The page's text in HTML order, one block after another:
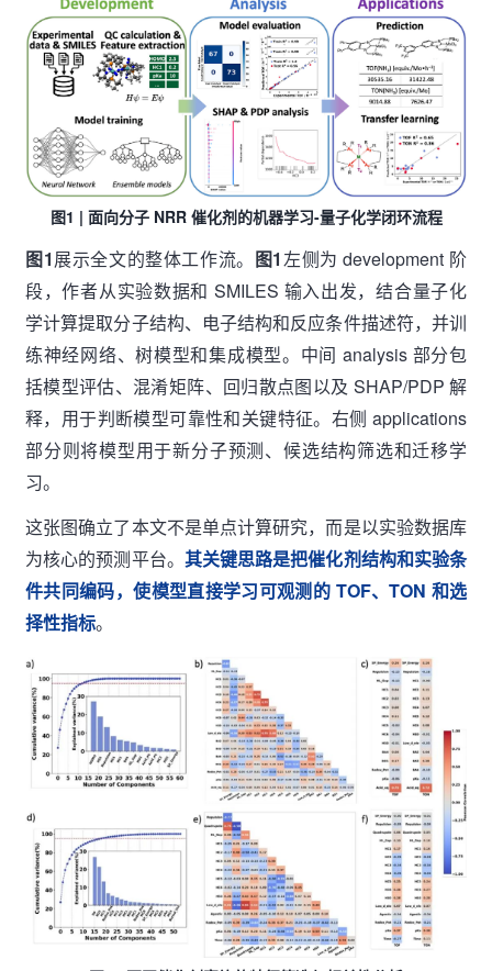
图1 | 面向分子 NRR 催化剂的机器学习-量子化学闭环流程
图1展示全文的整体工作流。 图1左侧为 development 阶
段，作者从实验数据和 SMILES 输入出发，结合量子化
学计算提取分子结构、电子结构和反应条件描述符，并训
练神经网络、树模型和集成模型。中间 analysis 部分包
括模型评估、混淆矩阵、回归散点图以及 SHAP/PDP 解
释，用于判断模型可靠性和关键特征。右侧 applications
部分则将模型用于新分子预测、候选结构筛选和迁移学
习。
这张图确立了本文不是单点计算研究，而是以实验数据库
为核心的预测平台。 其关键思路是把催化剂结构和实验条
件共同编码，使模型直接学习可观测的 TOF、TON 和选
择性指标。